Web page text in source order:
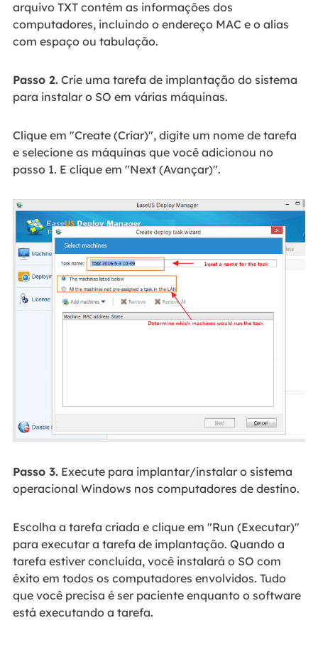
arquivo TXT contém as informações dos
computadores, incluindo o endereço MAC e o alias
com espaço ou tabulação.
Passo 2.Crie uma tarefa de implantação do sistema
para instalar o SO em várias máquinas.
Clique em "Create (Criar)", digite um nome de tarefa
e selecione as máquinas que você adicionou no
passo 1. E clique em "Next (Avançar)".
Passo 3.Execute para implantar/instalar o sistema
operacional Windows nos computadores de destino.
Escolha a tarefa criada e clique em "Run (Executar)"
para executar a tarefa de implantação. Quando a
tarefa estiver concluída, você instalará o SO com
êxito em todos os computadores envolvidos. Tudo
que você precisa é ser paciente enquanto o software
está executando a tarefa.